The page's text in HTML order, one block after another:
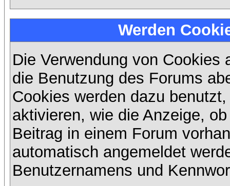
Werden
Die Verwendung von
die Benutzung des Forums
Cookies werden dazu
aktivieren, wie die Anzeige,
Beitrag in einem Forum
automatisch angemeldet
Benutzernamens und